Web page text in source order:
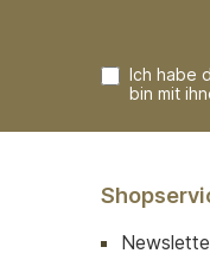
Ich habe
bin mit